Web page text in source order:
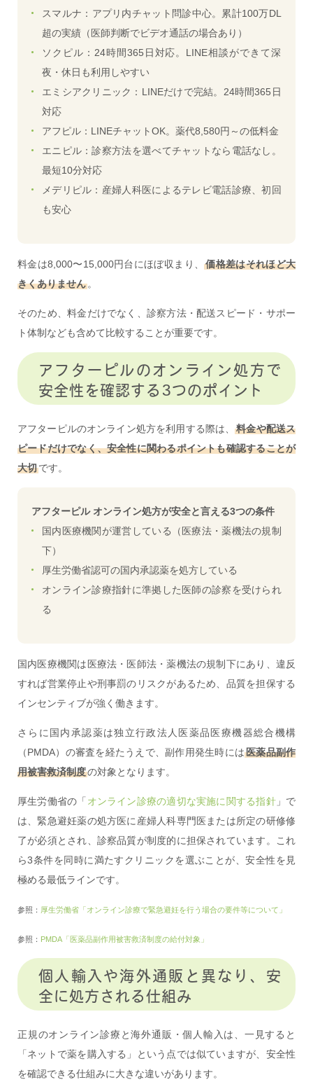
スマルナ：アプリ内チャット問診中心。累計100万DL
超の実績（医師判断でビデオ通話の場合あり）
ソクピル：24時間365日対応。LINE相談ができて深
夜・休日も利用しやすい
エミシアクリニック：LINEだけで完結。24時間365日
対応
アフピル：LINEチャットOK。薬代8,580円～の低料金
エニピル：診察方法を選べてチャットなら電話なし。
最短10分対応
メデリピル：産婦人科医によるテレビ電話診療、初回
も安心
料金は8,000〜15,000円台にほぼ収まり、価格差はそれほど大
きくありません。
そのため、料金だけでなく、診察方法・配送スピード・サポー
ト体制なども含めて比較することが重要です。
アフターピルのオンライン処方で
安全性を確認する3つのポイント
アフターピルのオンライン処方を利用する際は、料金や配送ス
ピードだけでなく、安全性に関わるポイントも確認することが
大切です。
アフターピル オンライン処方が安全と言える3つの条件
国内医療機関が運営している（医療法・薬機法の規制
下）
厚生労働省認可の国内承認薬を処方している
オンライン診療指針に準拠した医師の診察を受けられ
る
国内医療機関は医療法・医師法・薬機法の規制下にあり、違反
すれば営業停止や刑事罰のリスクがあるため、品質を担保する
インセンティブが強く働きます。
さらに国内承認薬は独立行政法人医薬品医療機器総合機構
（PMDA）の審査を経たうえで、副作用発生時には医薬品副作
用被害救済制度の対象となります。
厚生労働省の「 オンライン診療の適切な実施に関する指針」で
は、緊急避妊薬の処方医に産婦人科専門医または所定の研修修
了が必須とされ、診察品質が制度的に担保されています。これ
ら3条件を同時に満たすクリニックを選ぶことが、安全性を見
極める最低ラインです。
参照： 厚生労働省「オンライン診療で緊急避妊を行う場合の要件等について」
参照： PMDA「医薬品副作用被害救済制度の給付対象」
個人輸入や海外通販と異なり、安
全に処方される仕組み
正規のオンライン診療と海外通販・個人輸入は、一見すると
「ネットで薬を購入する」という点では似ていますが、安全性
を確認できる仕組みに大きな違いがあります。